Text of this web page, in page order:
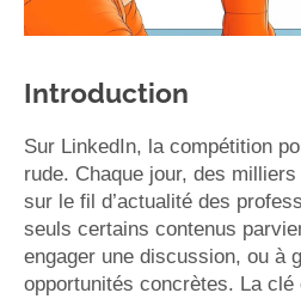
Introduction
Sur LinkedIn, la compétition
rude. Chaque jour, des
sur le fil d’actualité des
seuls certains contenus
engager une discussion, ou à
opportunités concrètes. La